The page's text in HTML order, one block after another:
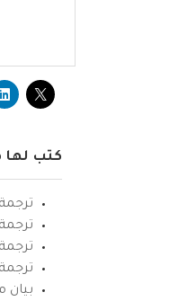
كتب لها
بيان